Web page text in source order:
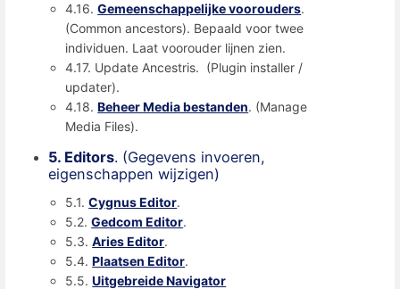
4.16.Gemeenschappelijke voorouders.
(Common ancestors). Bepaald voor twee
individuen. Laat voorouder lijnen zien.
4.17. Update Ancestris. (Plugin installer /
updater).
4.18.Beheer Media bestanden. (Manage
Media Files).
5. Editors. (Gegevens invoeren,
eigenschappen wijzigen)
5.1.Cygnus Editor.
5.2.Gedcom Editor.
5.3.Aries Editor.
5.4.Plaatsen Editor.
5.5.Uitgebreide Navigator